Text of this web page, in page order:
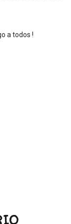
a todos !